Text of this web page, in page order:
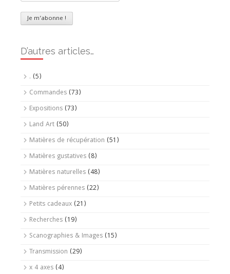
D’autres articles…
. (5)
Commandes (73)
Expositions (73)
Land Art (50)
Matières de récupération (51)
Matières gustatives (8)
Matières naturelles (48)
Matières pérennes (22)
Petits cadeaux (21)
Recherches (19)
Scanographies & Images (15)
Transmission (29)
x 4 axes (4)